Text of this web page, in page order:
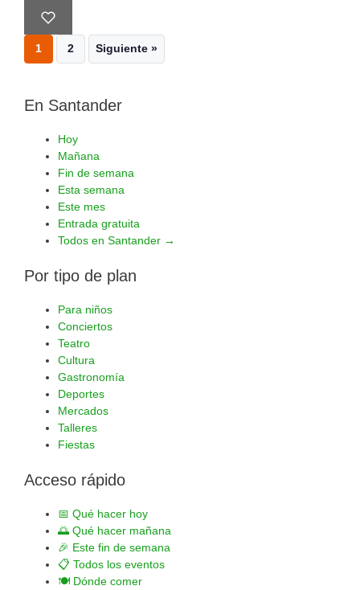
1 2 Siguiente »
En Santander
Hoy
Mañana
Fin de semana
Esta semana
Este mes
Entrada gratuita
Todos en Santander →
Por tipo de plan
Para niños
Conciertos
Teatro
Cultura
Gastronomía
Deportes
Mercados
Talleres
Fiestas
Acceso rápido
📅 Qué hacer hoy
🌅 Qué hacer mañana
🎉 Este fin de semana
📋 Todos los eventos
🍽️ Dónde comer